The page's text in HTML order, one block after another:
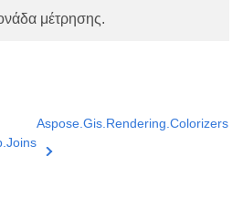
μέτρησης.
Aspose.Gis.Rendering.Colorizers